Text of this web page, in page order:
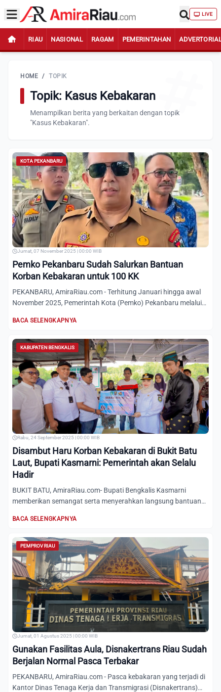
LIVE
RIAU NASIONAL RAGAM PEMERINTAHAN
HOME / TOPIK
Topik: Kasus Kebakaran
Menampilkan berita yang berkaitan dengan topik
"Kasus Kebakaran".
KOTA PEKANBARU
Jumat, 07 November 2025 | 00:00 WIB
Pemko Pekanbaru Sudah Salurkan Bantuan
Korban Kebakaran untuk 100 KK
PEKANBARU, AmiraRiau.com - Terhitung Januari hingga awal
November 2025, Pemerintah Kota (Pemko) Pekanbaru melalui
BACA SELENGKAPNYA
KABUPATEN BENGKALIS
Rabu, 24 September 2025 | 00:00 WIB
Disambut Haru Korban Kebakaran di Bukit Batu
Laut, Bupati Kasmarni: Pemerintah akan Selalu
Hadir
BUKIT BATU, AmiraRiau.com- Bupati Bengkalis Kasmarni
memberikan semangat serta menyerahkan langsung bantuan
BACA SELENGKAPNYA
PEMPROV RIAU
Jumat, 01 Agustus 2025 | 00:00 WIB
Gunakan Fasilitas Aula, Disnakertrans Riau Sudah
Berjalan Normal Pasca Terbakar
PEKANBARU, AmiraRiau.com - Pasca kebakaran yang terjadi di
Kantor Dinas Tenaga Kerja dan Transmigrasi (Disnakertrans)